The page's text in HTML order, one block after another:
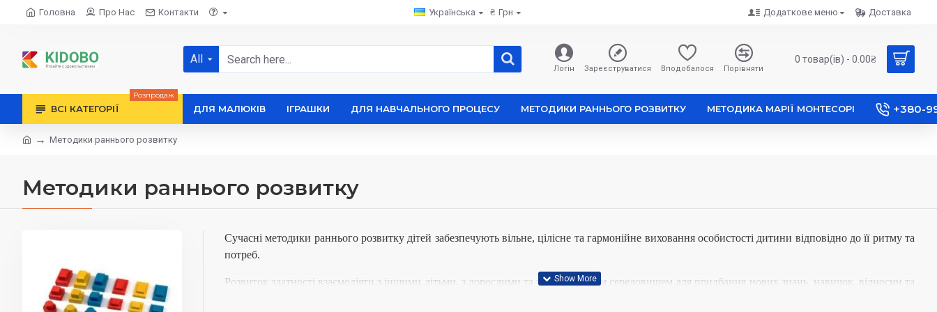
Головна Про Нас Контакти Українська ₴ Грн Додаткове меню Доставка
All
Логін Зареєструватися Вподобалося Порівняти
0 товар(ів) - 0.00₴
ВСІ КАТЕГОРІЇ
Розпродаж
ДЛЯ МАЛЮКІВ ІГРАШКИ ДЛЯ НАВЧАЛЬНОГО ПРОЦЕСУ МЕТОДИКИ РАННЬОГО РОЗВИТКУ МЕТОДИКА МАРІЇ МОНТЕСОРІ +380-
Методики раннього розвитку
Методики раннього розвитку
Сучасні методики раннього розвитку дітей забезпечують вільне, цілісне та гармонійне виховання особистості дитини відповідно до її ритму та
потреб.
Розвиток здатності взаємодіяти з іншими дітьми, з дорослими та з навколишнім середовищем для придбання нових знань, навичок, відносин та